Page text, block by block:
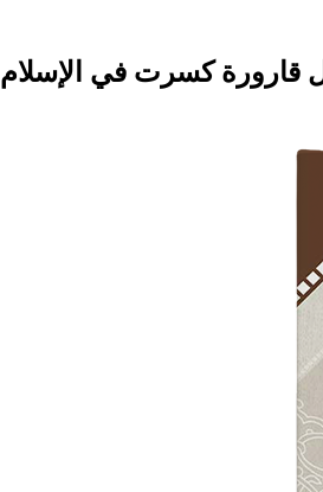
قارورة كسرت في الإسلام